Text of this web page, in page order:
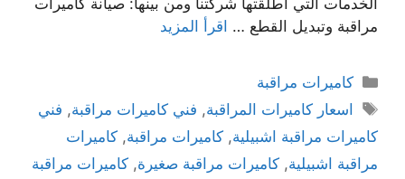
مراقبة وتبديل القطع … اقرأ المزيد
كاميرات مراقبة
اسعار كاميرات المراقبة, فني كاميرات مراقبة, فني
كاميرات مراقبة اشبيلية, كاميرات مراقبة, كاميرات
مراقبة اشبيلية, كاميرات مراقبة صغيرة, كاميرات مراقبة